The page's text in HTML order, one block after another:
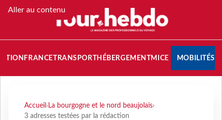
Aller au contenu
FRANCETRANSPORT HÉBERGEMENTMICE MOBILITÉS
Accueil › La bourgogne et le nord beaujolais›
3 adresses testées par la rédaction